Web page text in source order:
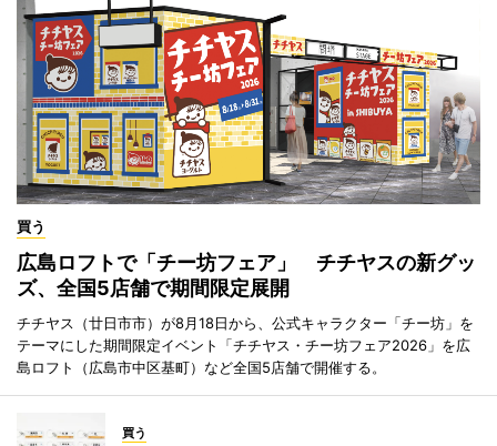
買う
広島ロフトで「チー坊フェア」 チチヤスの新グッ
ズ、全国5店舗で期間限定展開
チチヤス（廿日市市）が8月18日から、公式キャラクター「チー坊」を
テーマにした期間限定イベント「チチヤス・チー坊フェア2026」を広
島ロフト（広島市中区基町）など全国5店舗で開催する。
買う